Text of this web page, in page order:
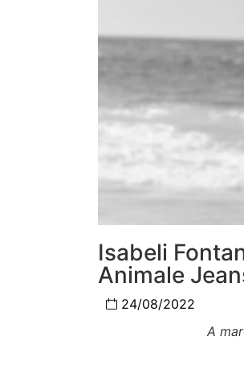
Isabeli
Animale
24/08/2022
A